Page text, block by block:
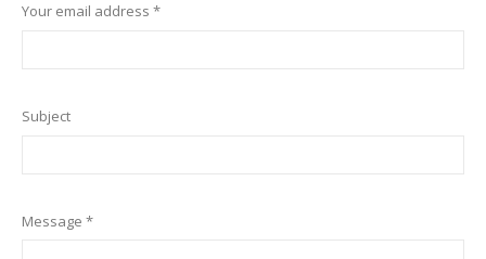
Your email address *
Subject
Message *